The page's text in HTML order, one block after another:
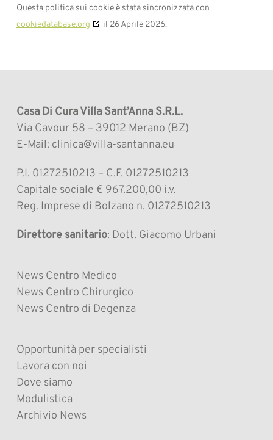
Questa politica sui cookie è stata sincronizzata con
cookiedatabase.org
il 26 Aprile 2026.
Casa Di Cura Villa Sant’Anna S.R.L.
Via Cavour 58 – 39012 Merano (BZ)
E-Mail: clinica@villa-santanna.eu
P.I. 01272510213 – C.F. 01272510213
Capitale sociale € 967.200,00 i.v.
Reg. Imprese di Bolzano n. 01272510213
Direttore sanitario: Dott. Giacomo Urbani
News Centro Medico
News Centro Chirurgico
News Centro di Degenza
Opportunità per specialisti
Lavora con noi
Dove siamo
Modulistica
Archivio News